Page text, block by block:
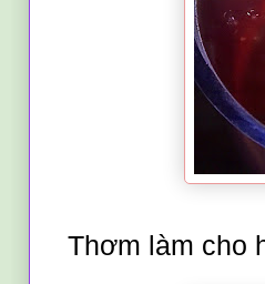
Thơm làm cho